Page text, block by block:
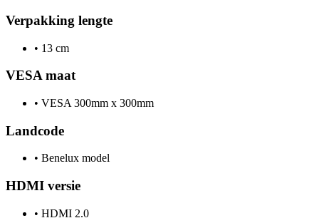
Verpakking lengte
• 13 cm
VESA maat
• VESA 300mm x 300mm
Landcode
• Benelux model
HDMI versie
• HDMI 2.0